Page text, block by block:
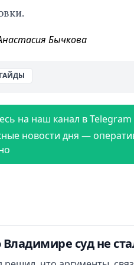
Бычкова
ГАЙДЫ
на наш канал в Telegram
новости дня —
Владимире суд не